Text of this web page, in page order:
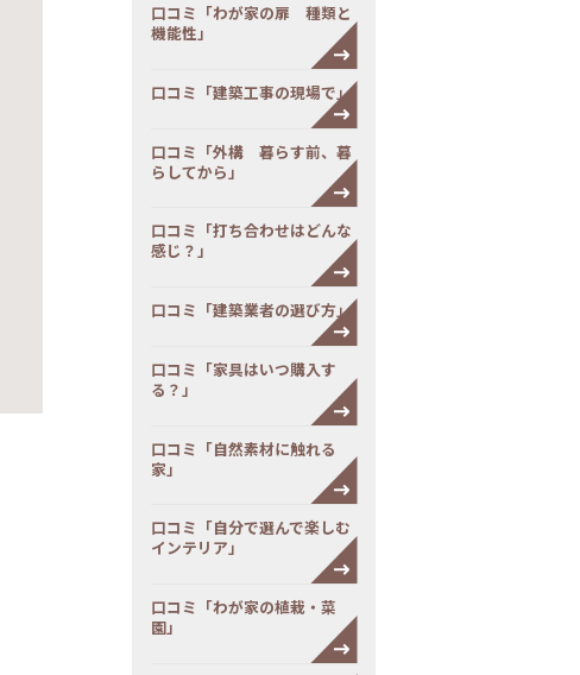
口コミ「わが家の扉 種類と
機能性」
口コミ「建築工事の現場で」
口コミ「外構 暮らす前、暮
らしてから」
口コミ「打ち合わせはどんな
感じ？」
口コミ「建築業者の選び方」
口コミ「家具はいつ購入す
る？」
口コミ「自然素材に触れる
家」
口コミ「自分で選んで楽しむ
インテリア」
口コミ「わが家の植栽・菜
園」